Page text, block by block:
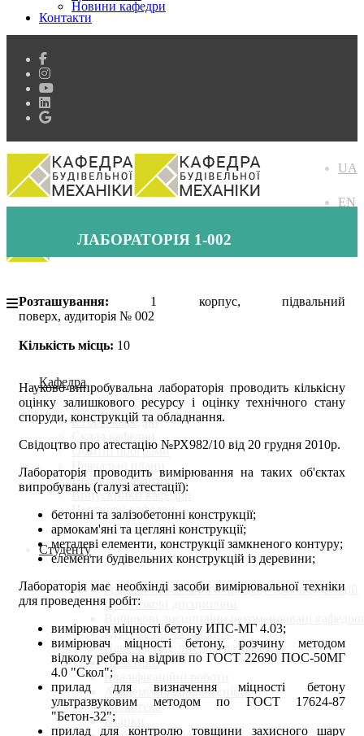
Новини кафедри
Контакти
UA
EN
Кафедра
Історія кафедри
Освітні програми
Навчальні плани
Навчальні аудиторії
Випускники кафедри
Партнери кафедри
Студенту
Графіки навчального процесу та консультацій
Обов'язкові дисципліни
Курсове проектування
Навч.-метод. література кафедри
Практики
Кваліфікаційні роботи
Академічна доброчесність
Бібліотека
Бланки
ЛАБОРАТОРІЯ 1-002
Розташування: 1 корпус, підвальний
поверх, аудиторія № 002
Кількість місць: 10
Науково-випробувальна лабораторія проводить кількісну
оцінку залишкового ресурсу і оцінку технічного стану
споруди, конструкцій та обладнання.
Свідоцтво про атестацію №РХ982/10 від 20 грудня 2010р.
Лабораторія проводить вимірювання на таких об'єктах
випробувань (галузі атестації):
бетонні та залізобетонні конструкції;
армокам'яні та цегляні конструкції;
металеві елементи, конструкції замкненого контуру;
елементи будівельних конструкцій із деревини;
Лабораторія має необхінді засоби вимірювальної техніки
для проведення робіт:
вимірювач міцності бетону ИПС-МГ 4.03;
вимірювач міцності бетону, розчину методом
відколу ребра на відрив по ГОСТ 22690 ПОС-50МГ
4.0 "Скол";
прилад для визначення міцності бетону
ультразвуковим методом по ГОСТ 17624-87
"Бетон-32";
прилад для контролю товщини захисного шару